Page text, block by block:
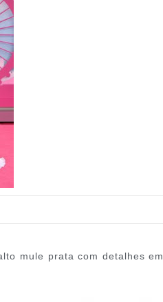
mule prata com detalhes em